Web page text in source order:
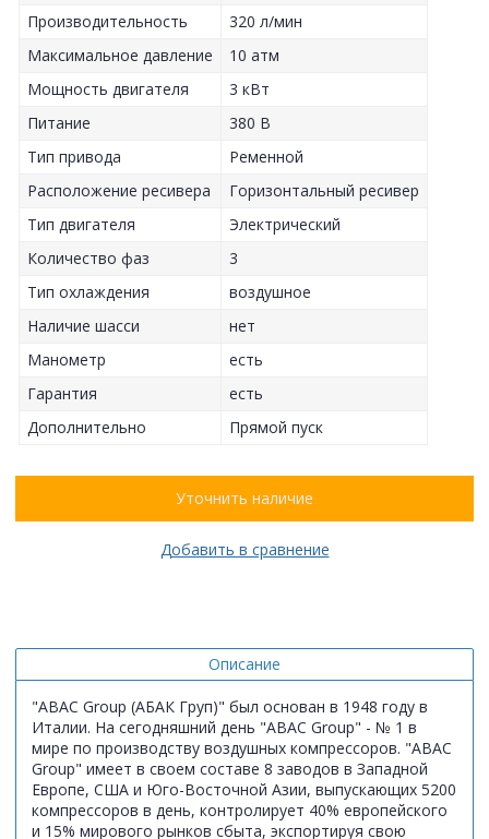
Производительность
320 л/мин
Максимальное давление
10 атм
Мощность двигателя
3 кВт
Питание
380 В
Тип привода
Ременной
Расположение ресивера
Горизонтальный ресивер
Тип двигателя
Электрический
Количество фаз
3
Тип охлаждения
воздушное
Наличие шасси
нет
Манометр
есть
Гарантия
есть
Дополнительно
Прямой пуск
Уточнить наличие
Добавить в сравнение
Описание
"ABAC Group (АБАК Груп)" был основан в 1948 году в
Италии. На сегодняшний день "ABAC Group" - № 1 в
мире по производству воздушных компрессоров. "ABAC
Group" имеет в своем составе 8 заводов в Западной
Европе, США и Юго-Восточной Азии, выпускающих 5200
компрессоров в день, контролирует 40% европейского
и 15% мирового рынков сбыта, экспортируя свою